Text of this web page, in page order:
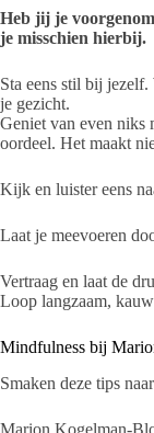
Heb jij je
je misschien hierbij.
Sta eens stil bij
je gezicht.
Geniet van even niks
oordeel. Het maakt
Kijk en luister eens
Laat je meevoeren
Vertraag en laat de
Loop langzaam,
Mindfulness bij
Smaken deze tips